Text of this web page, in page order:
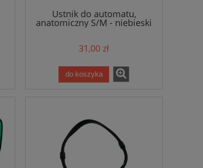
Ustnik do automatu,
anatomiczny S/M - niebieski
31,00 zł
do koszyka